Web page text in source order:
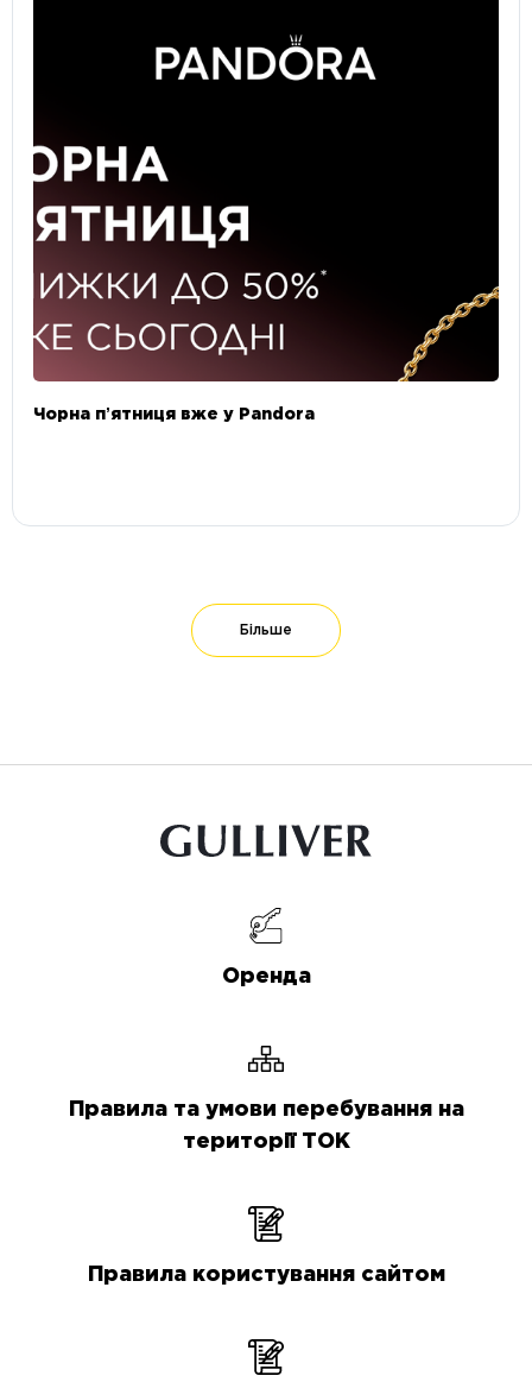
Чорна пʼятниця вже у Pandora
Більше
Оренда
Правила та умови перебування на
території ТОК
Правила користування сайтом